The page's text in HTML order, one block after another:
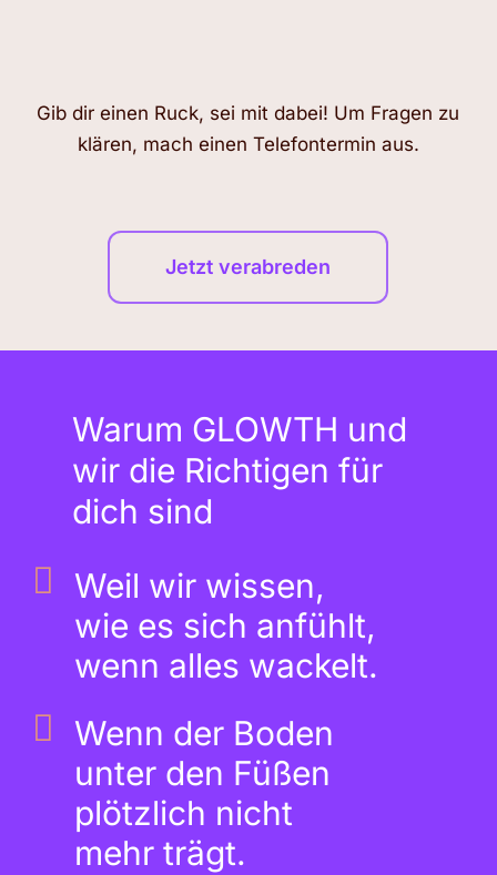
Gib dir einen Ruck, sei mit dabei! Um Fragen zu
klären, mach einen Telefontermin aus.
Jetzt verabreden
Warum GLOWTH und
wir die Richtigen für
dich sind
Weil wir wissen,
wie es sich anfühlt,
wenn alles wackelt.
Wenn der Boden
unter den Füßen
plötzlich nicht
mehr trägt.